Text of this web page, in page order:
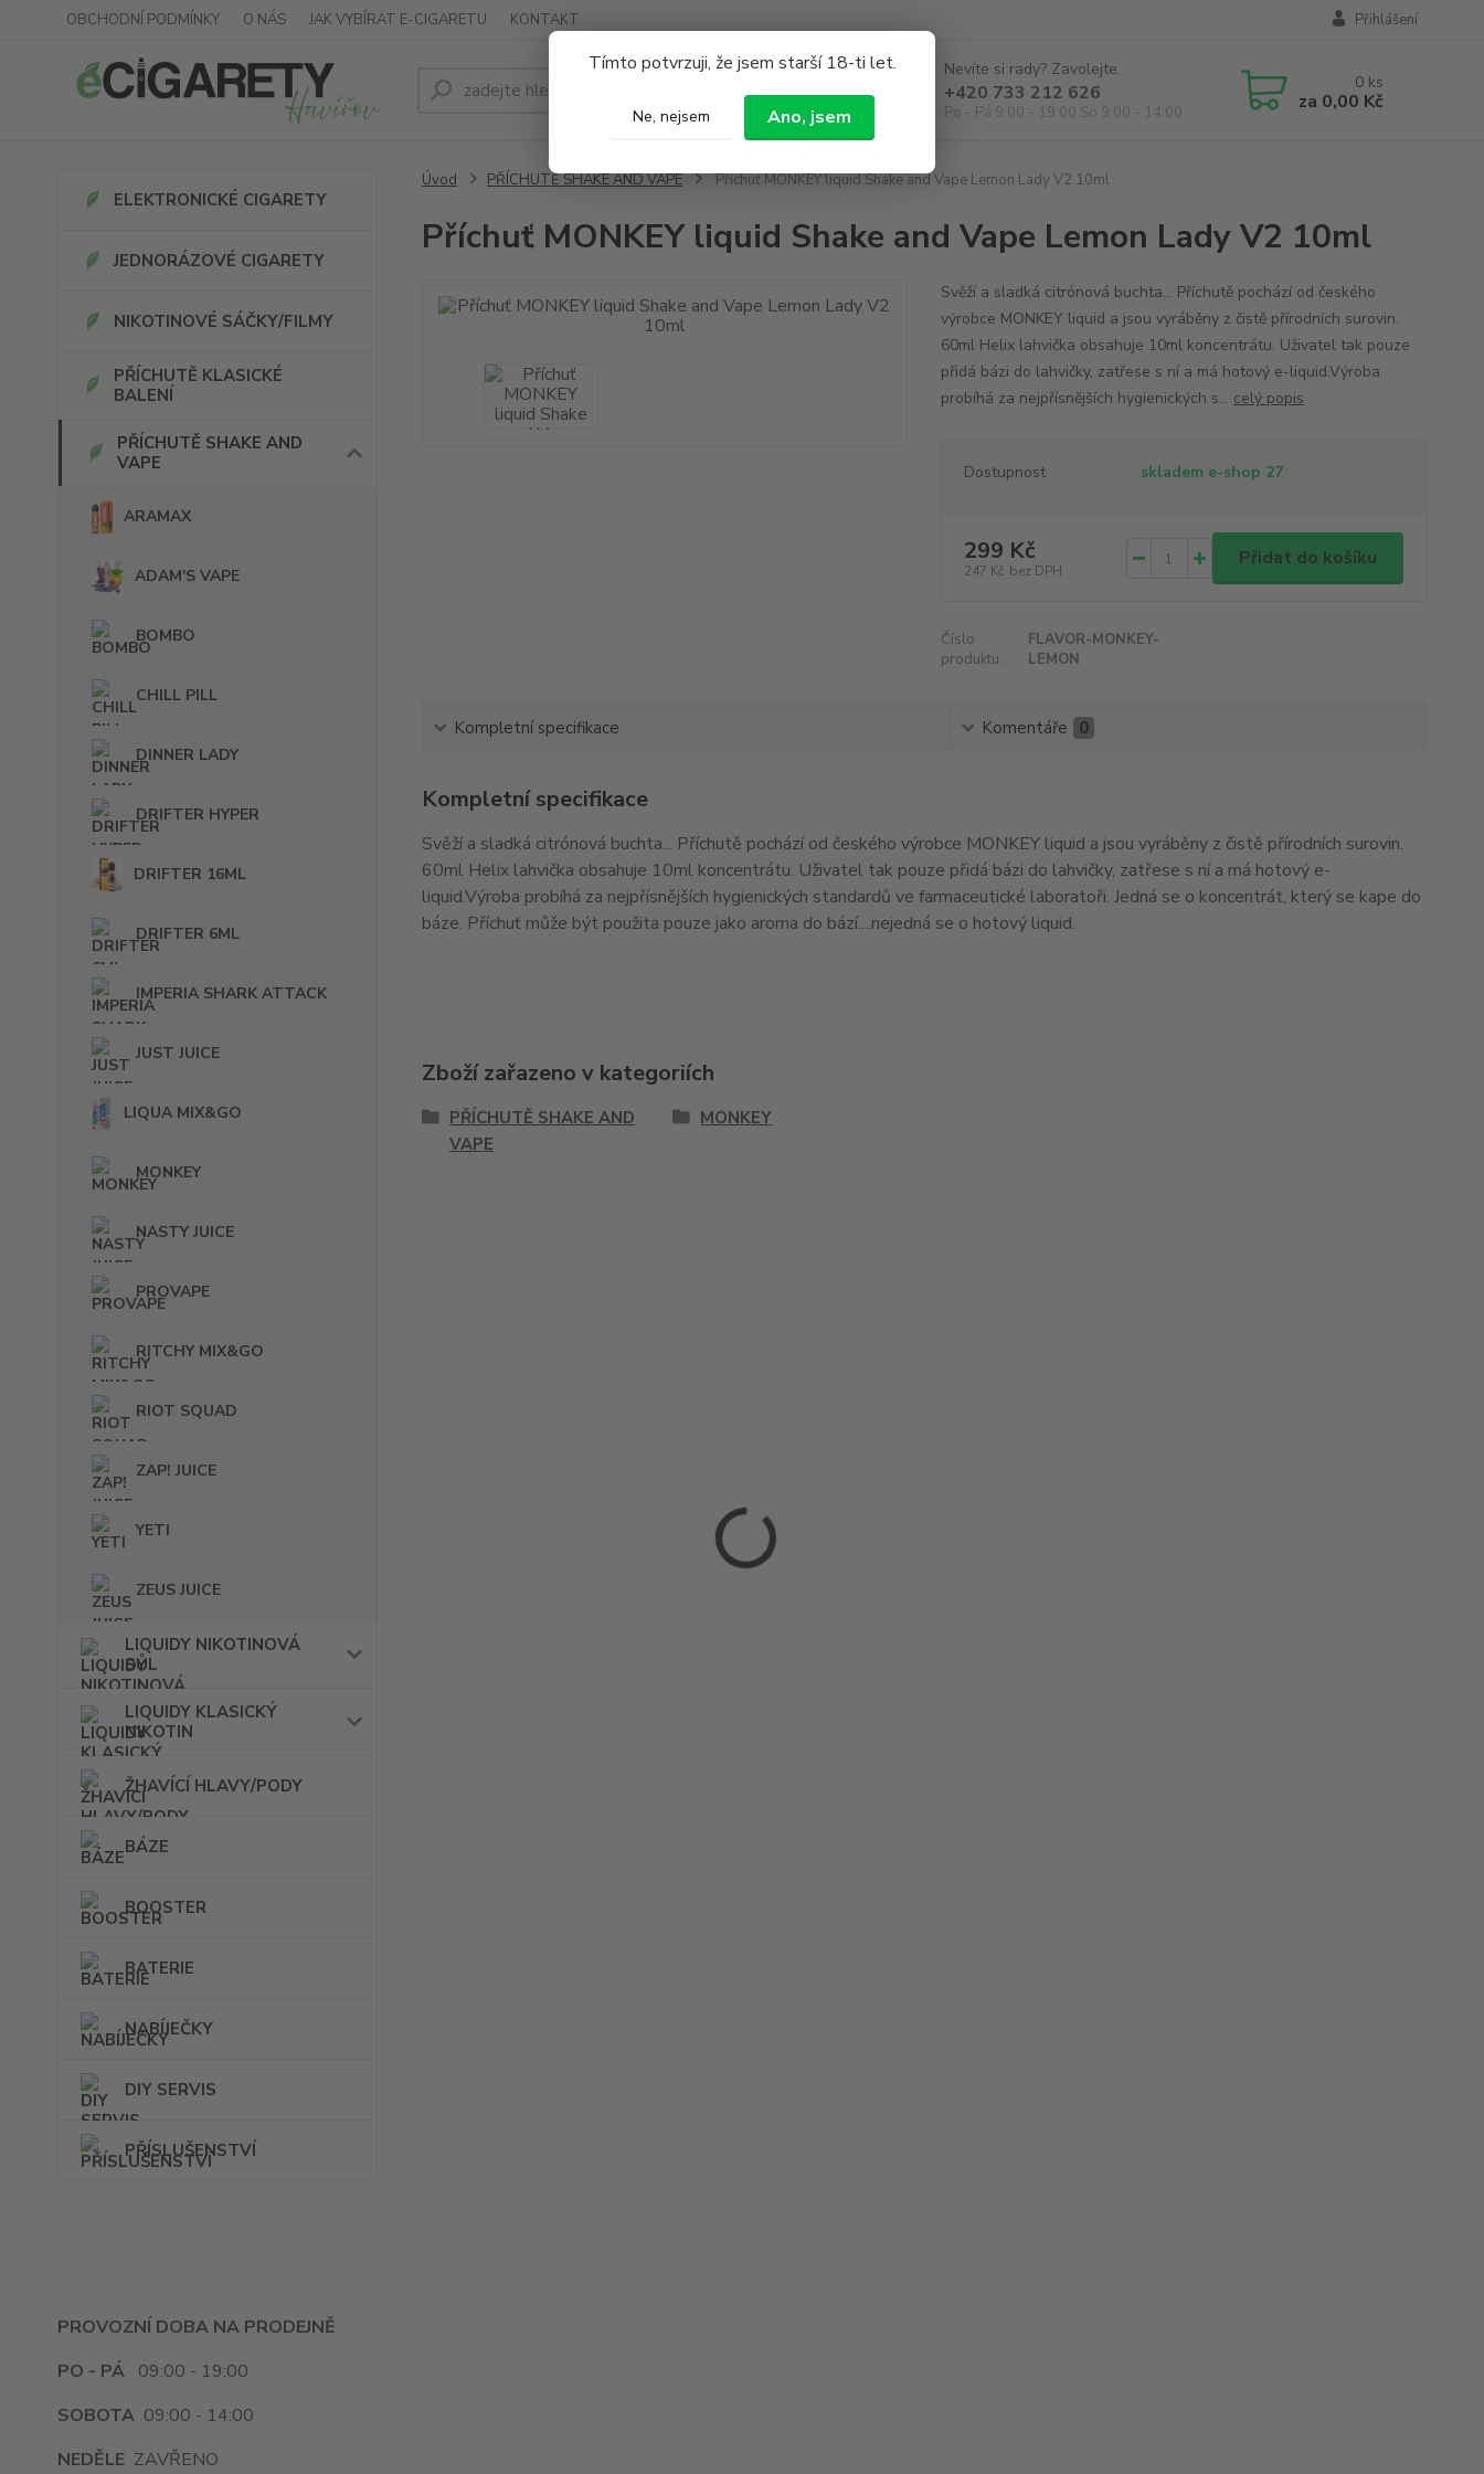
Tímto potvrzuji, že jsem starší 18-ti let.
Ne, nejsem Ano, jsem
OBCHODNÍ PODMÍNKY O NÁS JAK VYBÍRAT E-CIGARETU KONTAKT Přihlášení
Hledat
Nevíte si rady? Zavolejte.
+420 733 212 626
Po - Pá 9:00 - 19:00 So 9:00 - 14:00
0 ks
za 0,00 Kč
ELEKTRONICKÉ CIGARETY
JEDNORÁZOVÉ CIGARETY
NIKOTINOVÉ SÁČKY/FILMY
PŘÍCHUTĚ KLASICKÉ
BALENÍ
PŘÍCHUTĚ SHAKE AND
VAPE
ARAMAX
ADAM'S VAPE
BOMBO
CHILL PILL
DINNER LADY
DRIFTER HYPER
DRIFTER 16ML
DRIFTER 6ML
IMPERIA SHARK ATTACK
JUST JUICE
LIQUA MIX&GO
MONKEY
NASTY JUICE
PROVAPE
RITCHY MIX&GO
RIOT SQUAD
ZAP! JUICE
YETI
ZEUS JUICE
LIQUIDY NIKOTINOVÁ
SŮL
LIQUIDY KLASICKÝ
NIKOTIN
ŽHAVÍCÍ HLAVY/PODY
BÁZE
BOOSTER
BATERIE
NABÍJEČKY
DIY SERVIS
PŘÍSLUŠENSTVÍ
PROVOZNÍ DOBA NA PRODEJNĚ
PO - PÁ 09:00 - 19:00
SOBOTA 09:00 - 14:00
NEDĚLE ZAVŘENO
Úvod PŘÍCHUTĚ SHAKE AND VAPE Příchuť MONKEY liquid Shake and Vape Lemon Lady V2 10ml
Příchuť MONKEY liquid Shake and Vape Lemon Lady V2 10ml
Svěží a sladká citrónová buchta... Příchutě pochází od českého
výrobce MONKEY liquid a jsou vyráběny z čistě přírodních surovin.
60ml Helix lahvička obsahuje 10ml koncentrátu. Uživatel tak pouze
přidá bázi do lahvičky, zatřese s ní a má hotový e-liquid.Výroba
probíhá za nejpřísnějších hygienických s... celý popis
Dostupnost skladem e-shop 27
299 Kč
247 Kč bez DPH
Přidat do košíku
Číslo
produktu:
FLAVOR-MONKEY-
LEMON
Kompletní specifikace Komentáře 0
Kompletní specifikace
Svěží a sladká citrónová buchta... Příchutě pochází od českého výrobce MONKEY liquid a jsou vyráběny z čistě přírodních surovin.
60ml Helix lahvička obsahuje 10ml koncentrátu. Uživatel tak pouze přidá bázi do lahvičky, zatřese s ní a má hotový e-
liquid.Výroba probíhá za nejpřísnějších hygienických standardů ve farmaceutické laboratoři. Jedná se o koncentrát, který se kape do
báze. Příchuť může být použita pouze jako aroma do bází....nejedná se o hotový liquid.
Zboží zařazeno v kategoriích
PŘÍCHUTĚ SHAKE AND
VAPE
MONKEY